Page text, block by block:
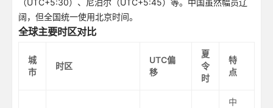
（UTC+5:30）、尼泊尔（UTC+5:45）等。中国虽然幅员辽
阔，但全国统一使用北京时间。
全球主要时区对比
城
市
时区
UTC偏
移
夏
令
时
特
点
中